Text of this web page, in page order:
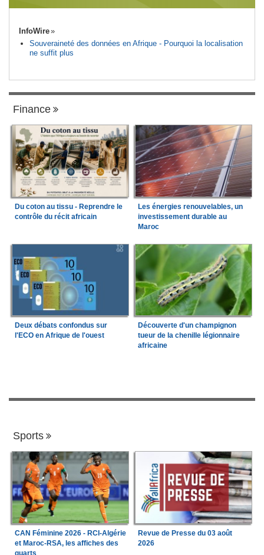
InfoWire
Souveraineté des données en Afrique - Pourquoi la localisation
ne suffit plus
Finance
Du coton au tissu - Reprendre le
contrôle du récit africain
Les énergies renouvelables, un
investissement durable au
Maroc
Deux débats confondus sur
l'ECO en Afrique de l'ouest
Découverte d'un champignon
tueur de la chenille légionnaire
africaine
Sports
CAN Féminine 2026 - RCI-Algérie
et Maroc-RSA, les affiches des
quarts
Revue de Presse du 03 août
2026